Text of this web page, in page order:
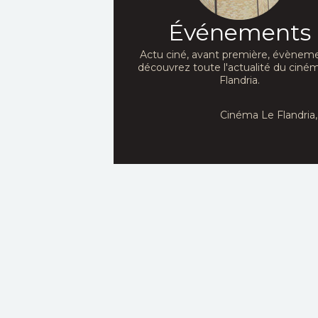
Événements
Actu ciné, avant première,
découvrez toute l'actualité du
Flandria.
Cinéma Le